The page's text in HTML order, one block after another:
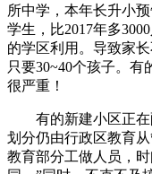
所中学，本年长升小
学生，比2017年多
的学区利用。导致家
只要30~40个孩子。
很严重！
有的新建小区正在
划分仍由行政区教育
教育部分工做人员，